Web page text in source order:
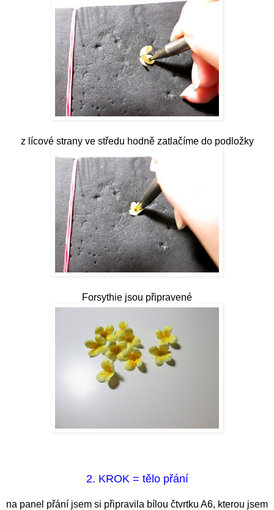
z lícové strany ve středu hodně zatlačíme do podložky
Forsythie jsou připravené
2. KROK = tělo přání
na panel přání jsem si připravila bílou čtvrtku A6, kterou jsem